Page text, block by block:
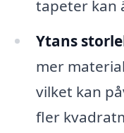
tapeter kan
Ytans
mer
vilket kan
fler